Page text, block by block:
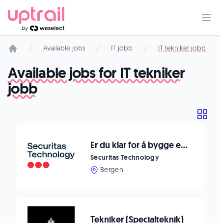
Available jobs IT jobb IT tekniker jobb
Available jobs for IT tekniker
jobb
Er du klar for å bygge eller videreutvikle din karriere innen teknisk sikkerhet?
Securitas Technology
Bergen
Tekniker (Specialteknik)